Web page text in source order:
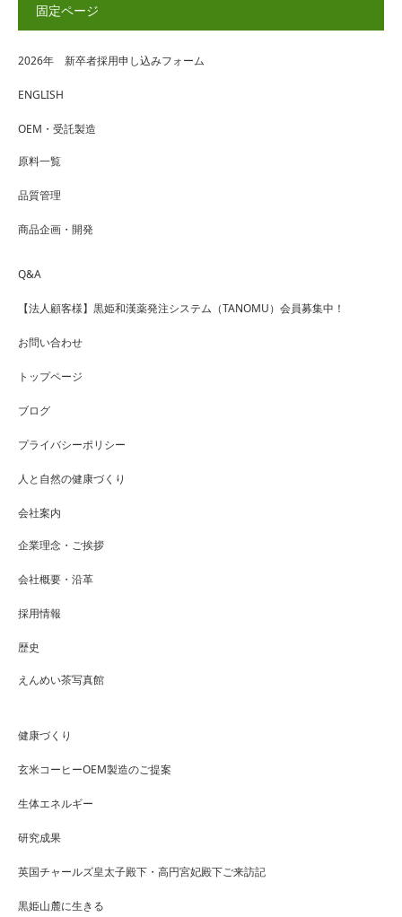
固定ページ
2026年 新卒者採用申し込みフォーム
ENGLISH
OEM・受託製造
原料一覧
品質管理
商品企画・開発
Q&A
【法人顧客様】黒姫和漢薬発注システム（TANOMU）会員募集中！
お問い合わせ
トップページ
ブログ
プライバシーポリシー
人と自然の健康づくり
会社案内
企業理念・ご挨拶
会社概要・沿革
採用情報
歴史
えんめい茶写真館
健康づくり
玄米コーヒーOEM製造のご提案
生体エネルギー
研究成果
英国チャールズ皇太子殿下・高円宮妃殿下ご来訪記
黒姫山麓に生きる